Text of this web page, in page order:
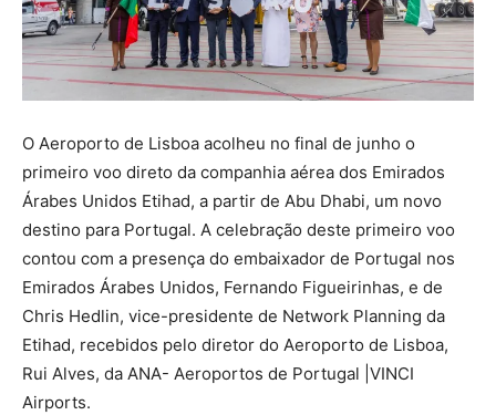
O Aeroporto de Lisboa acolheu no final de junho o
primeiro voo direto da companhia aérea dos Emirados
Árabes Unidos Etihad, a partir de Abu Dhabi, um novo
destino para Portugal. A celebração deste primeiro voo
contou com a presença do embaixador de Portugal nos
Emirados Árabes Unidos, Fernando Figueirinhas, e de
Chris Hedlin, vice-presidente de Network Planning da
Etihad, recebidos pelo diretor do Aeroporto de Lisboa,
Rui Alves, da ANA- Aeroportos de Portugal |VINCI
Airports.